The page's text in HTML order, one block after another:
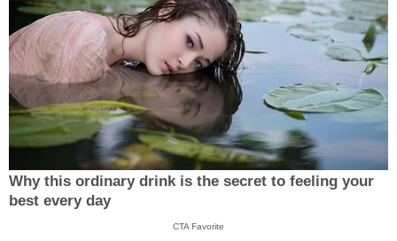
Why this ordinary drink is the secret to feeling your
best every day
CTA Favorite